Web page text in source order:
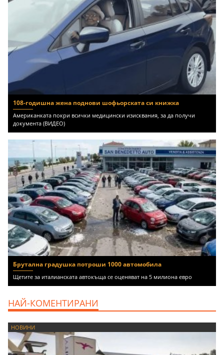
108-годишна жена поднови шофьорската си книжка
Американката покри всички медицински изисквания, за да получи
документа (ВИДЕО)
Брутална градушка потроши 1000 автомобила
Щетите за италианската автокъща се оценяват на 5 милиона евро
НАЙ-КОМЕНТИРАНИ
НОВИНИ